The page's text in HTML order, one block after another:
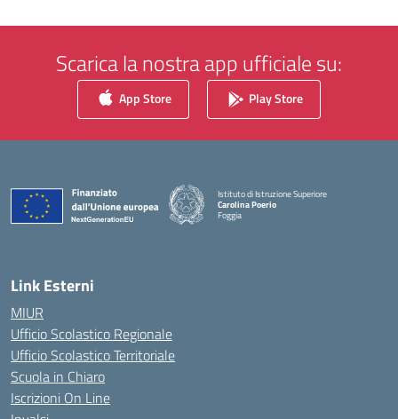
Scarica la nostra app ufficiale su:
App Store Play Store
Istituto di Istruzione Superiore
Carolina Poerio
Foggia
— Visita la pagina iniziale della scuola
Link Esterni
MIUR
Ufficio Scolastico Regionale
Ufficio Scolastico Territoriale
Scuola in Chiaro
Iscrizioni On Line